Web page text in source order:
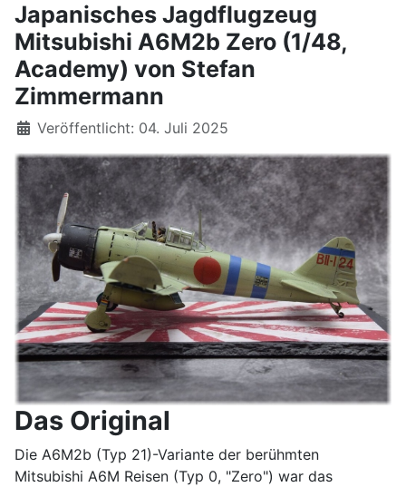
Japanisches Jagdflugzeug
Mitsubishi A6M2b Zero (1/48,
Academy) von Stefan
Zimmermann
Details
Veröffentlicht: 04. Juli 2025
Das Original
Die A6M2b (Typ 21)-Variante der berühmten
Mitsubishi A6M Reisen (Typ 0, "Zero") war das